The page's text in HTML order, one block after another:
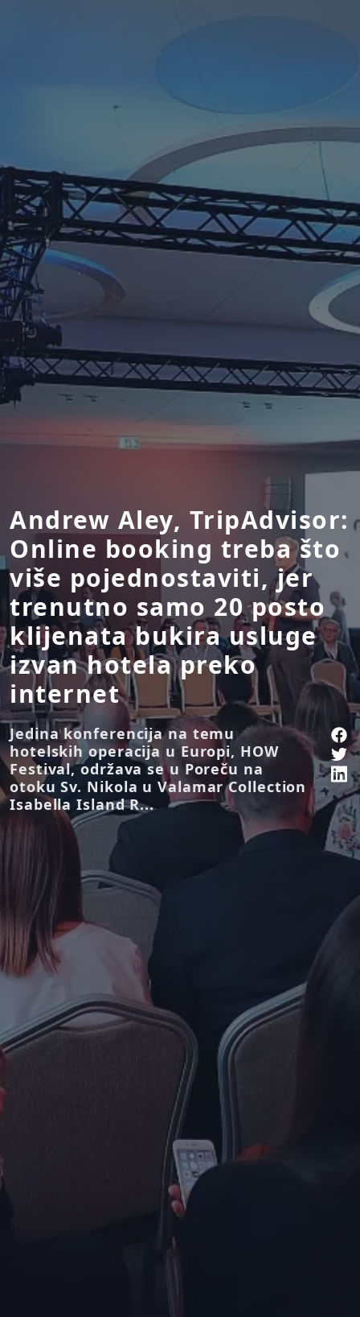
Andrew Aley, TripAdvisor:
Online booking treba što
više pojednostaviti, jer
trenutno samo 20 posto
klijenata bukira usluge
izvan hotela preko
internet
Jedina konferencija na temu
hotelskih operacija u Europi, HOW
Festival, održava se u Poreču na
otoku Sv. Nikola u Valamar Collection
Isabella Island R...